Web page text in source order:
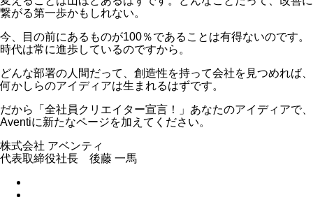
繋がる第一歩かもしれない。
今、目の前にあるものが100％であることは有得ないのです。
時代は常に進歩しているのですから。
どんな部署の人間だって、創造性を持って会社を見つめれば、
何かしらのアイディアは生まれるはずです。
だから「全社員クリエイター宣言！」あなたのアイディアで、
Aventiに新たなページを加えてください。
株式会社 アベンティ
代表取締役社長 後藤 一馬